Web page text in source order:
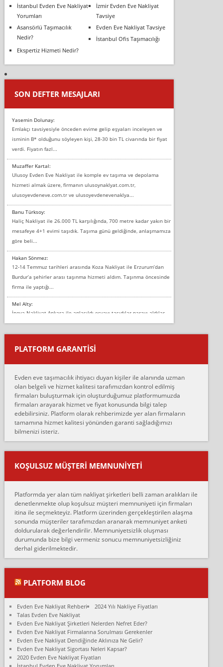
İstanbul Evden Eve Nakliyat
Yorumları
İzmir Evden Eve Nakliyat
Tavsiye
Asansörlü Taşımacılık
Nedir?
Evden Eve Nakliyat Tavsiye
İstanbul Ofis Taşımacılığı
Ekspertiz Hizmeti Nedir?
SON DEFTER MESAJLARI
Yasemin Dolunay:
Emlakçı tavsiyesiyle önceden evime gelip eşyaları inceleyen ve
isminin B* olduğunu söyleyen kişi, 28-30 bin TL civarında bir fiyat
verdi. Fiyatın fazl...
Muzaffer Kartal:
Ulusoy Evden Eve Nakliyat ile komple ev taşıma ve depolama
hizmeti almak üzere, firmanın ulusoynaklyat.com.tr,
ulusoyevdeneve.com.tr ve ulusoyevdenevenaklya...
Banu Türksoy:
Haliç Nakliyat ile 26.000 TL karşılığında, 700 metre kadar yakın bir
mesafeye 4+1 evimi taşıdık. Taşıma günü geldiğinde, anlaşmamıza
göre beli...
Hakan Sönmez:
12-14 Temmuz tarihleri arasında Koza Nakliyat ile Erzurum’dan
Burdur’a şehirler arası taşınma hizmeti aldım. Taşınma öncesinde
firma ile yaptığı...
Mel Alty:
İnova Nakliyat Ankara ile anlaşıldı eşyayı taşıdılar parayı aldılar.
Salon duvarına bir baktım birisi boydan alüminyum renkli bantı
yapıştırm...
Murat:
çalıştıklarını, müş...
Ahmet:
Lüleburgaz güngünes evden eve naklyat eşyalarımı taşımak için
anlaştık sabah eve geldiklerinde de eşyalarımı düzgün şekilde
sarcaz demelerine r...
mehmet güldü:
Ankara ALİCANLAR NAKLİYAT Tutarsız ve ticari ahlak problemleri
var verdikleri fiyat teklifini arttırdılar. Sonrasında taşıma gününde
oldukça tutarsı...
Ankara Alicanlar naklyat tel 5465524025. 2600 TL'ye ankaradan
Konya ya Alicanlar naklyat la anlaştık bu şahıs evin taşınacağı gün
fiyatın mazoto gele...
Fatih kokmese:
Diyarbakır dan eşyamı getirtmek için anlaştım sözleşme yaptım.
Son anda fiyat artırdılar.. mecburiyetten tasittim.. bu kişiler ağrılı
Ali:
olduk. Asansörlü dediler sonra uraya asansör kurulmaz dediler
fark istediler. ortada asa...
Nimet:
Ben 2021 Ağustos ilk haftası Evimi taşıdım yani İstanbul'un bir
Mahallesi'nden bir başka Mahallesi'ne yani Ümraniye bölgesinde
oturuyorum önceleri ara...
PLATFORM GARANTİSİ
Evden eve taşımacılık ihtiyacı duyan kişiler ile alanında uzman
olan belgeli ve hizmet kalitesi tarafımızdan kontrol edilmiş
firmaları buluşturmak için oluşturduğumuz platformumuzda
firmaları arayarak hizmet ve fiyat konusunda bilgi talep
edebilirsiniz. Platform olarak rehberimizde yer alan firmaların
tamamına hizmet kalitesi yönünden garanti sağladığımızı
bilmenizi isteriz.
KOŞULSUZ MÜŞTERI MEMNUNIYETI
Platformda yer alan tüm nakliyat şirketleri belli zaman aralıkları ile
denetlenmekte olup koşulsuz müşteri memnuniyeti için firmaları
itina ile seçmekteyiz. Platform üzerinden gerçekleştirilen alaşma
sonunda müşteriler tarafımızdan aranarak memnuniyet anketi
doldurularak değerlendirilir. Memnuniyetsizlik oluşması
durumunda bize bilgi vermeniz sonucu memnuniyetsizliğiniz
derhal giderilmektedir.
PLATFORM BLOG
Evden Eve Nakliyat Rehberi
2024 Yılı Nakliye Fiyatları
Talas Evden Eve Nakliyat
Evden Eve Nakliyat Şirketleri Nelerden Nefret Eder?
Evden Eve Nakliyat Firmalarına Sorulması Gerekenler
Evden Eve Nakliyat Dendiğinde Aklınıza Ne Gelir?
Evden Eve Nakliyat Sigortası Neleri Kapsar?
2020 Evden Eve Nakliyat Fiyatları